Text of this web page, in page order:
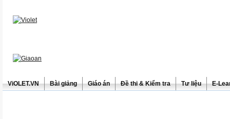
ViOLET.VN Bài giảng Giáo án Đề thi & Kiểm tra Tư liệu E-